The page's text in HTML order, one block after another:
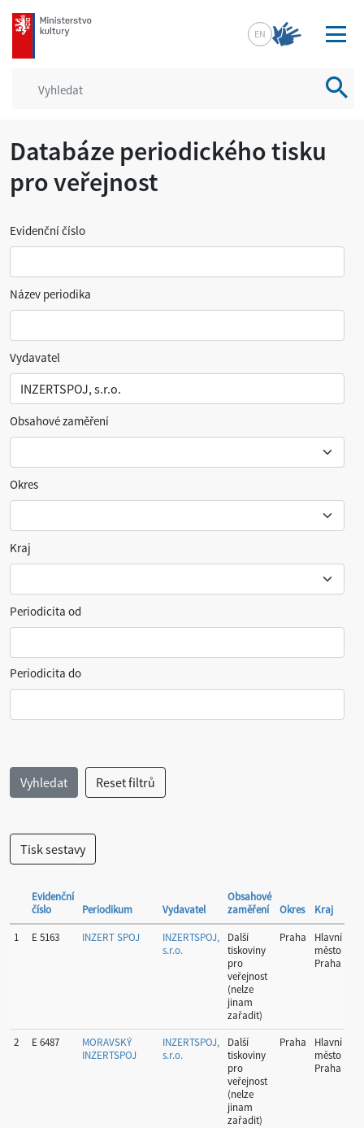
mkcr.cz
EN
Databáze periodického tisku
pro veřejnost
Evidenční číslo
Název periodika
Vydavatel
Obsahové zaměření
Okres
Kraj
Periodicita od
Periodicita do
Evidenční
číslo
Periodikum Vydavatel
Obsahové
zaměření
Okres Kraj
1
E 5163 INZERT SPOJ
INZERTSPOJ,
s.r.o.
Další
tiskoviny
pro
veřejnost
(nelze
jinam
zařadit)
Praha
Hlavní
město
Praha
2 E 6487
MORAVSKÝ
INZERTSPOJ
INZERTSPOJ,
s.r.o.
Další
tiskoviny
pro
veřejnost
(nelze
jinam
zařadit)
Praha
Hlavní
město
Praha